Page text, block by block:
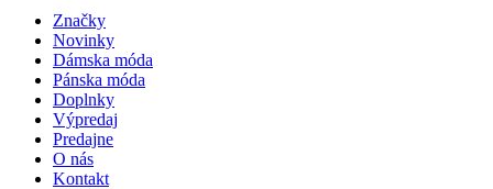
Značky
Novinky
Dámska móda
Pánska móda
Doplnky
Výpredaj
Predajne
O nás
Kontakt